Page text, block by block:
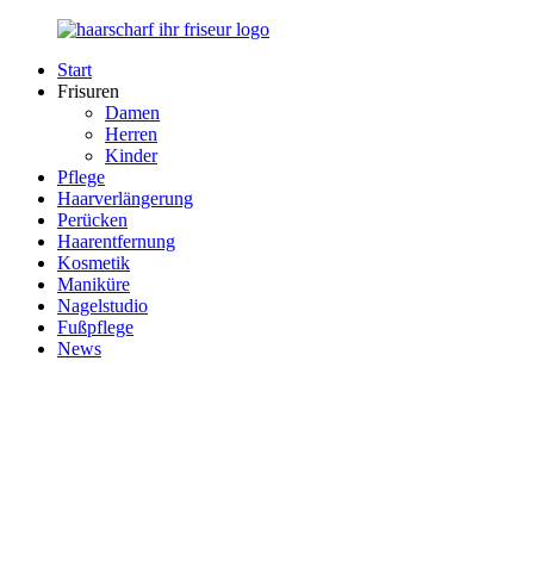
Zurück
Inhalt
Haarscharf
Händen
Start
Frisuren
Damen
Herren
Kinder
Pflege
Haarverlängerung
Perücken
Haarentfernung
Kosmetik
Maniküre
Nagelstudio
Fußpflege
News